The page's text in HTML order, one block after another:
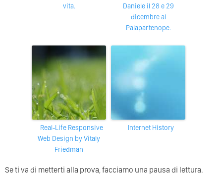
vita.
Daniele il 28 e 29
dicembre al
Palapartenope.
Real-Life Responsive
Web Design by Vitaly
Friedman
Internet History
Se ti va di metterti alla prova, facciamo una pausa di lettura.